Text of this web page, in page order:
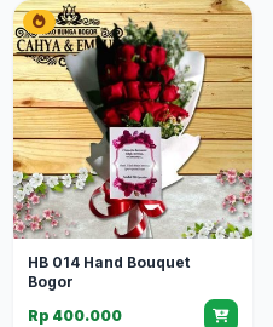
HB 014 Hand Bouquet
Bogor
Rp 400.000